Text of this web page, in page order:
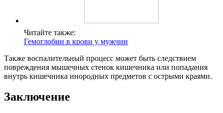
Читайте также:
Гемоглобин в крови у мужчин
Также воспалительный процесс может быть следствием
повреждения мышечных стенок кишечника или попадания
внутрь кишечника инородных предметов с острыми краями.
Заключение